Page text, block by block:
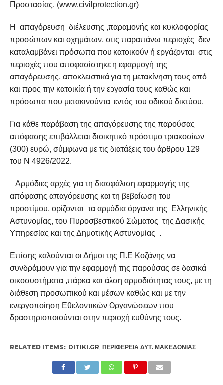
Προστασίας. (www.civilprotection.gr)
Η απαγόρευση διέλευσης ,παραμονής και κυκλοφορίας
προσώπων και οχημάτων, στις παραπάνω περιοχές δεν
καταλαμβάνει πρόσωπα που κατοικούν ή εργάζονται στις
περιοχές που αποφασίστηκε η εφαρμογή της
απαγόρευσης, αποκλειστικά για τη μετακίνηση τους από
και προς την κατοικία ή την εργασία τους καθώς και
πρόσωπα που μετακινούνται εντός του οδικού δικτύου.
Για κάθε παράβαση της απαγόρευσης της παρούσας
απόφασης επιβάλλεται διοικητικό πρόστιμο τριακοσίων
(300) ευρώ, σύμφωνα με τις διατάξεις του άρθρου 129
του Ν 4926/2022.
Αρμόδιες αρχές για τη διασφάλιση εφαρμογής της
απόφασης απαγόρευσης και τη βεβαίωση του
προστίμου, ορίζονται τα αρμόδια όργανα της Ελληνικής
Αστυνομίας, του Πυροσβεστικού Σώματος της Δασικής
Υπηρεσίας και της Δημοτικής Αστυνομίας .
Επίσης καλούνται οι Δήμοι της Π.Ε Κοζάνης να
συνδράμουν για την εφαρμογή της παρούσας σε δασικά
οικοσυστήματα ,πάρκα και άλση αρμοδιότητας τους, με τη
διάθεση προσωπικού και μέσων καθώς και με την
ενεργοποίηση Εθελοντικών Οργανώσεων που
δραστηριοποιούνται στην περιοχή ευθύνης τους.
RELATED ITEMS: DITIKI.GR, ΠΕΡΙΦΈΡΕΙΑ ΔΥΤ. ΜΑΚΕΔΟΝΊΑΣ